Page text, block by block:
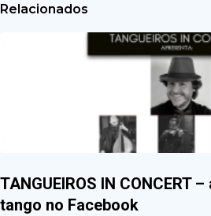
Relacionados
TANGUEIROS IN CONCERT
tango no Facebook